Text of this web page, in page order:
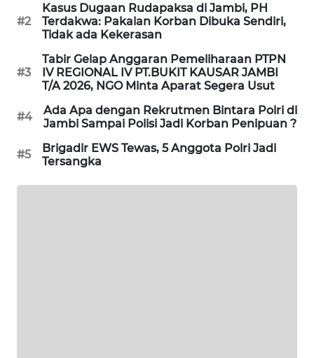
#2
Kasus Dugaan Rudapaksa di Jambi, PH
Terdakwa: Pakaian Korban Dibuka Sendiri,
Tidak ada Kekerasan
#3
Tabir Gelap Anggaran Pemeliharaan PTPN
IV REGIONAL IV PT.BUKIT KAUSAR JAMBI
T/A 2026, NGO Minta Aparat Segera Usut
#4
Ada Apa dengan Rekrutmen Bintara Polri di
Jambi Sampai Polisi Jadi Korban Penipuan ?
#5
Brigadir EWS Tewas, 5 Anggota Polri Jadi
Tersangka
METRO
JAKARTA
NEWS
KRT
NEWS
KARING
NEWS